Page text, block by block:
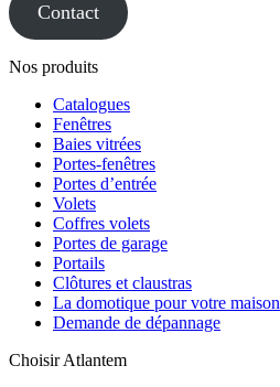
Contact
Nos produits
Catalogues
Fenêtres
Baies vitrées
Portes-fenêtres
Portes d’entrée
Volets
Coffres volets
Portes de garage
Portails
Clôtures et claustras
La domotique pour votre maison
Demande de dépannage
Choisir Atlantem